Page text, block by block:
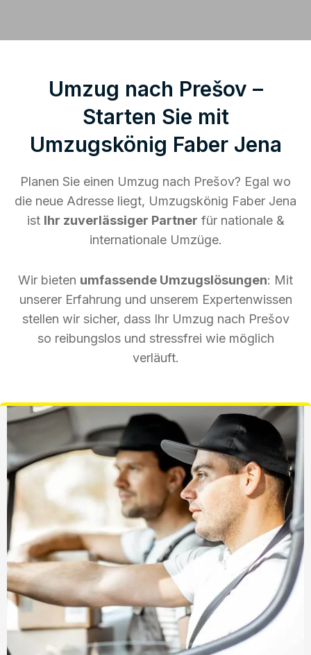
Umzug nach Prešov –
Starten Sie mit
Umzugskönig Faber Jena
Planen Sie einen Umzug nach Prešov? Egal wo
die neue Adresse liegt, Umzugskönig Faber Jena
ist Ihr zuverlässiger Partner für nationale &
internationale Umzüge.
Wir bieten umfassende Umzugslösungen: Mit
unserer Erfahrung und unserem Expertenwissen
stellen wir sicher, dass Ihr Umzug nach Prešov
so reibungslos und stressfrei wie möglich
verläuft.